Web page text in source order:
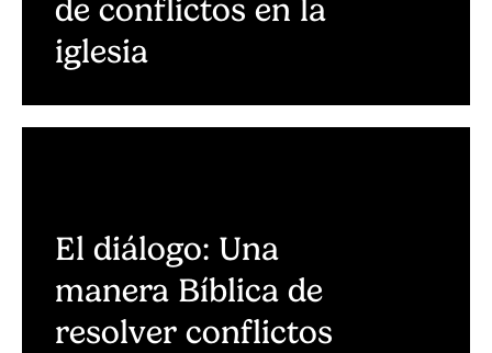
de conflictos en la
iglesia
El diálogo: Una
manera Bíblica de
resolver conflictos